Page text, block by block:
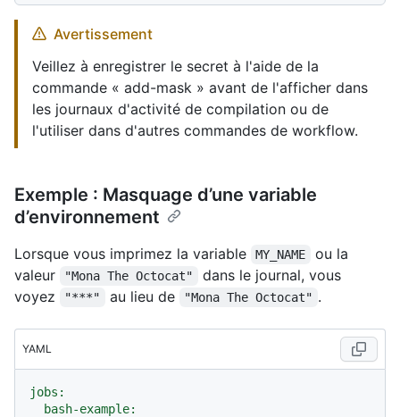
Avertissement
Veillez à enregistrer le secret à l'aide de la
commande « add-mask » avant de l'afficher dans
les journaux d'activité de compilation ou de
l'utiliser dans d'autres commandes de workflow.
Exemple : Masquage d’une variable
d’environnement
Lorsque vous imprimez la variable MY_NAME
ou la
valeur
"Mona The Octocat"
dans le journal, vous
voyez
"***" au lieu de "Mona The Octocat" .
YAML
jobs:
bash-example: